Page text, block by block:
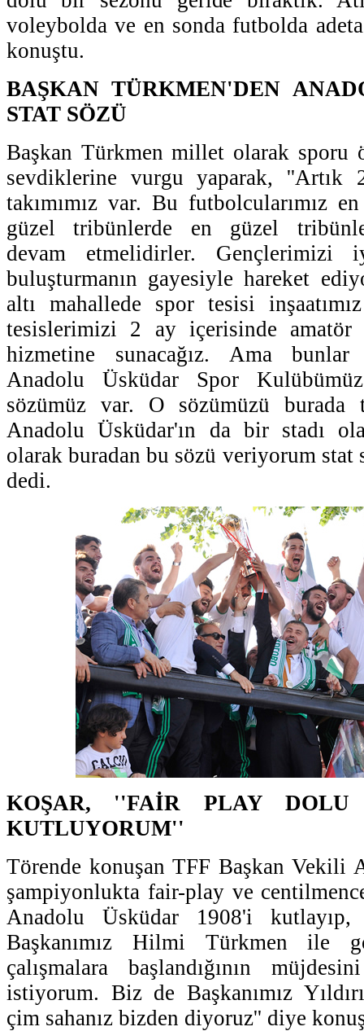
voleybolda ve en sonda futbolda
konuştu.
BAŞKAN TÜRKMEN'DEN
STAT SÖZÜ
Başkan Türkmen millet olarak
sevdiklerine vurgu yaparak,
takımımız var. Bu futbolcularımız
güzel tribünlerde en güzel
devam etmelidirler.
buluşturmanın gayesiyle hareket
altı mahallede spor tesisi
tesislerimizi 2 ay içerisinde amatör
hizmetine sunacağız. Ama bunlar
Anadolu Üsküdar Spor
sözümüz var. O sözümüzü burada
Anadolu Üsküdar'ın da bir stadı
olarak buradan bu sözü veriyorum stat
dedi.
KOŞAR, ''FAİR PLAY DOLU
KUTLUYORUM''
Törende konuşan TFF Başkan Vekili
şampiyonlukta fair-play ve
Anadolu Üsküdar 1908'i kutlayıp,
Başkanımız Hilmi Türkmen ile
çalışmalara başlandığının
istiyorum. Biz de Başkanımız
çim sahanız bizden diyoruz'' diye